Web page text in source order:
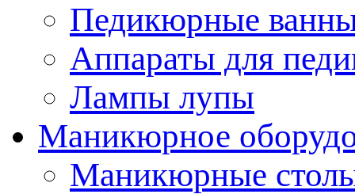
Педикюрные
Аппараты для
Лампы лупы
Маникюрное
Маникюрные